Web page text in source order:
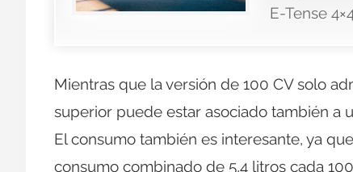
E-Tense
Mientras que la versión de 100 CV solo
superior puede estar asociado también a
El consumo también es interesante, ya
consumo combinado de 5,4 litros cada